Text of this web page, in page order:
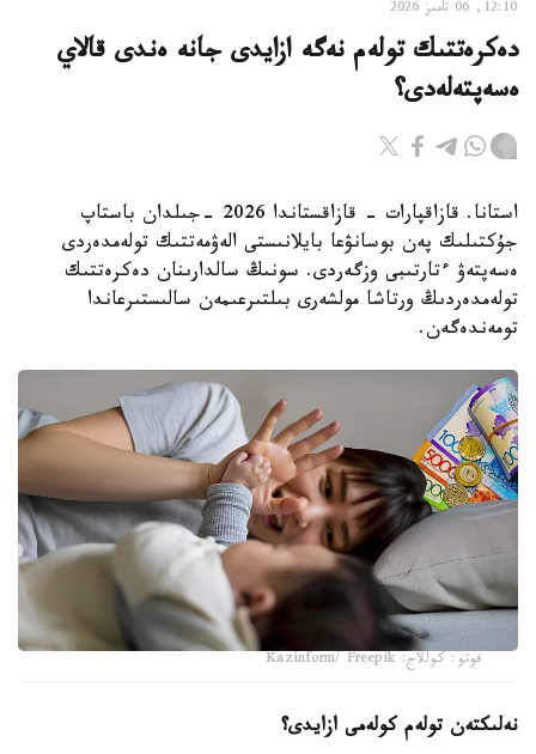
12:10, 06 تامىز 2026
دەكرەتتىك تولەم نەگە ازايدى جانە ەندى قالاي
ەسەپتەلەدى؟
استانا. قازاقپارات - قازاقستاندا 2026 -جىلدان باستاپ
جۇكتىلىك پەن بوسانۋعا بايلانىستى الەۋمەتتىك تولەمدەردى
ەسەپتەۋ ءتارتىبى وزگەردى. سونىڭ سالدارىنان دەكرەتتىك
تولەمدەردىڭ ورتاشا مولشەرى بىلتىرعىمەن سالىستىرعاندا
تومەندەگەن.
فوتو: كوللاج: Kazinform/ Freepik
نەلىكتەن تولەم كولەمى ازايدى؟